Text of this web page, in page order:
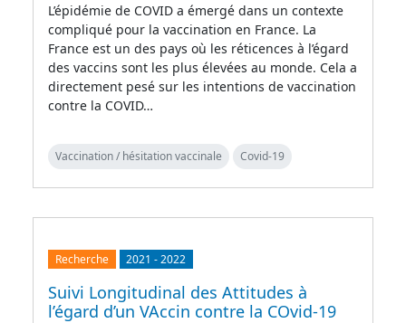
L’épidémie de COVID a émergé dans un contexte
compliqué pour la vaccination en France. La
France est un des pays où les réticences à l’égard
des vaccins sont les plus élevées au monde. Cela a
directement pesé sur les intentions de vaccination
contre la COVID…
Vaccination / hésitation vaccinale Covid-19
Recherche 2021 -2022
Suivi Longitudinal des Attitudes à
l’égard d’un VAccin contre la COvid-19